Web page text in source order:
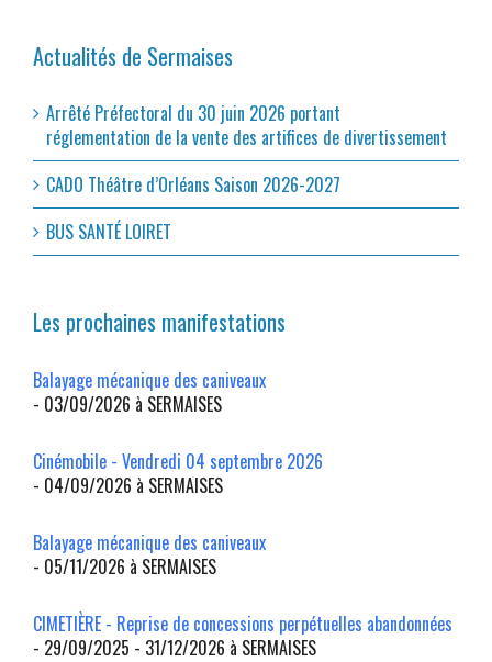
Actualités de Sermaises
Arrêté Préfectoral du 30 juin 2026 portant
réglementation de la vente des artifices de divertissement
CADO Théâtre d’Orléans Saison 2026-2027
BUS SANTÉ LOIRET
Les prochaines manifestations
Balayage mécanique des caniveaux
- 03/09/2026 à SERMAISES
Cinémobile - Vendredi 04 septembre 2026
- 04/09/2026 à SERMAISES
Balayage mécanique des caniveaux
- 05/11/2026 à SERMAISES
CIMETIÈRE - Reprise de concessions perpétuelles abandonnées
- 29/09/2025 - 31/12/2026 à SERMAISES